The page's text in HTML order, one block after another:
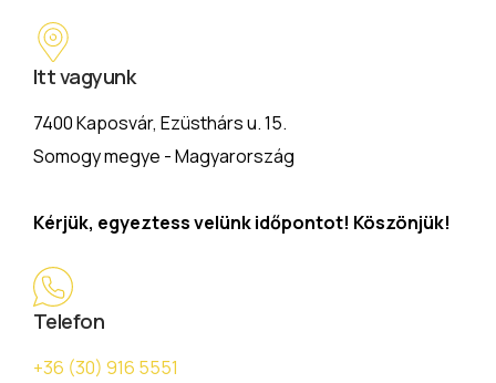
Itt vagyunk
7400 Kaposvár, Ezüsthárs u. 15.
Somogy megye - Magyarország
Kérjük, egyeztess velünk időpontot! Köszönjük!
Telefon
+36 (30) 916 5551